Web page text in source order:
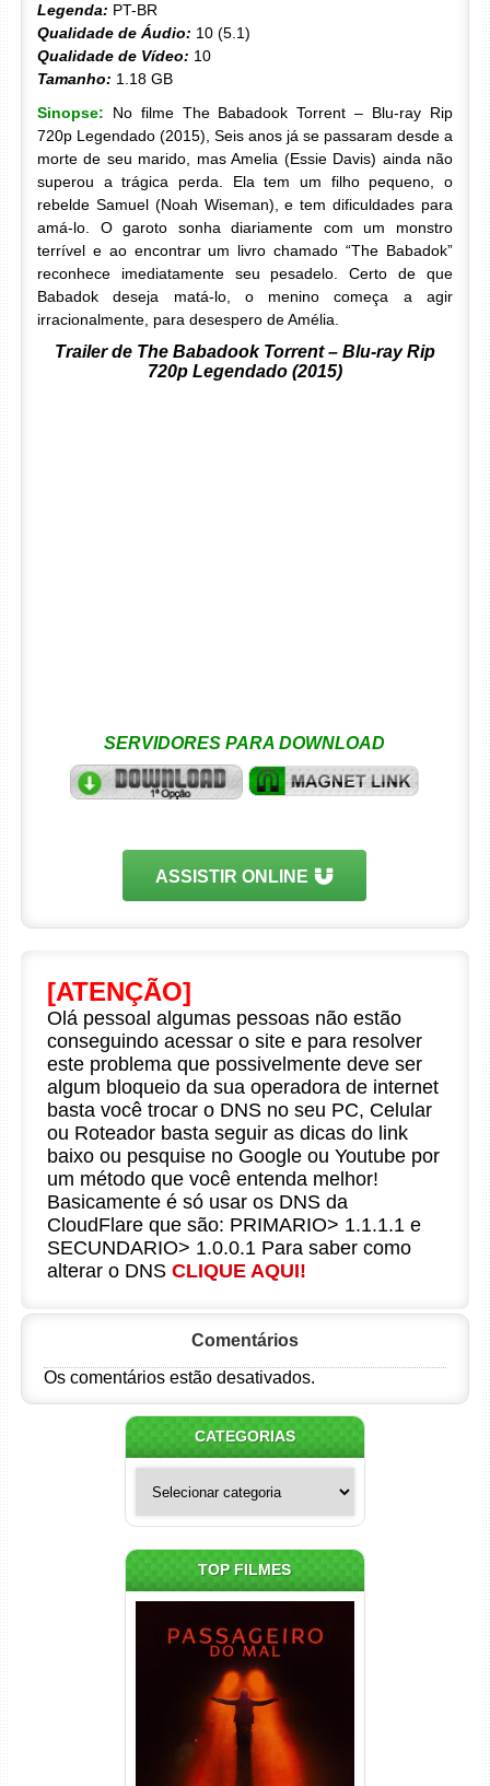
Legenda: PT-BR
Qualidade de Áudio: 10 (5.1)
Qualidade de Vídeo: 10
Tamanho: 1.18 GB
Sinopse: No filme The Babadook Torrent – Blu-ray Rip
720p Legendado (2015), Seis anos já se passaram desde a
morte de seu marido, mas Amelia (Essie Davis) ainda não
superou a trágica perda. Ela tem um filho pequeno, o
rebelde Samuel (Noah Wiseman), e tem dificuldades para
amá-lo. O garoto sonha diariamente com um monstro
terrível e ao encontrar um livro chamado “The Babadok”
reconhece imediatamente seu pesadelo. Certo de que
Babadok deseja matá-lo, o menino começa a agir
irracionalmente, para desespero de Amélia.
Trailer de The Babadook Torrent – Blu-ray Rip
720p Legendado (2015)
SERVIDORES PARA DOWNLOAD
ASSISTIR ONLINE
[ATENÇÃO]
Olá pessoal algumas pessoas não estão
conseguindo acessar o site e para resolver
este problema que possivelmente deve ser
algum bloqueio da sua operadora de internet
basta você trocar o DNS no seu PC, Celular
ou Roteador basta seguir as dicas do link
baixo ou pesquise no Google ou Youtube por
um método que você entenda melhor!
Basicamente é só usar os DNS da
CloudFlare que são: PRIMARIO> 1.1.1.1 e
SECUNDARIO> 1.0.0.1 Para saber como
alterar o DNS CLIQUE AQUI!
Comentários
Os comentários estão desativados.
CATEGORIAS
TOP FILMES
Passageiro do Mal Torrent
(2026) WEB-DL 1080p Dual